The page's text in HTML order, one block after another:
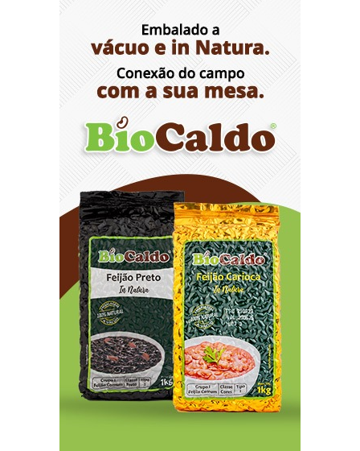
8/7/2026
Opinião: Diplomas para um mundo que não
existe mais
Distrito Federal entra em alerta laranja de perigo
para baixa umidade do ar nesta sexta-feira (7)
Ampliada oferta de tratamento menos invasivo
para obstruções nas artérias do coração no
Hospital de Base
Sala de Concerto, da Rádio MEC, celebra
Radamés Gnattali nesta sexta
Indígenas Pirahã vão ter acesso a consultas e
exames em expedição do SUS no Amazonas